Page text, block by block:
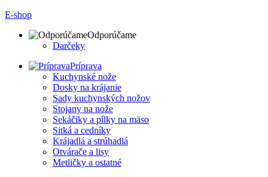
E-shop
Odporúčame
Darčeky
Príprava
Kuchynské nože
Dosky na krájanie
Sady kuchynských nožov
Stojany na nože
Sekáčiky a pílky na mäso
Sitká a cedníky
Krájadlá a strúhadlá
Otvárače a lisy
Metličky a ostatné